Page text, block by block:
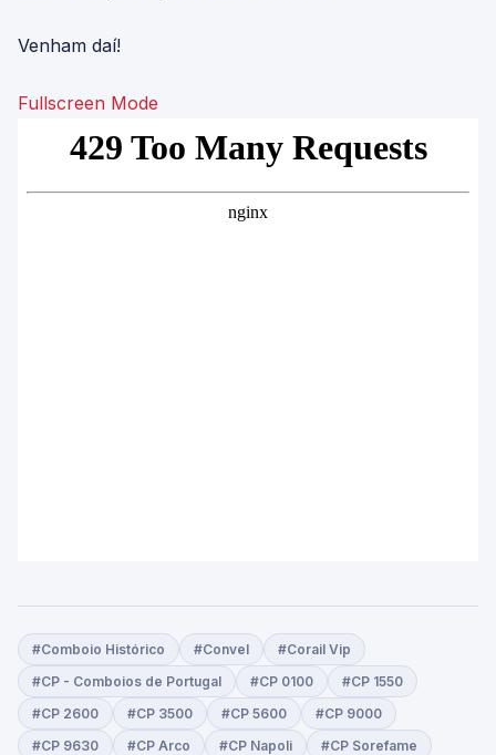
Venham daí!
Fullscreen Mode
#Comboio Histórico #Convel
#Corail Vip
#CP - Comboios de Portugal
#CP 0100
#CP 1550
#CP 2600
#CP 3500 #CP 5600
#CP 9000
#CP 9630
#CP Arco #CP Napoli
#CP Sorefame